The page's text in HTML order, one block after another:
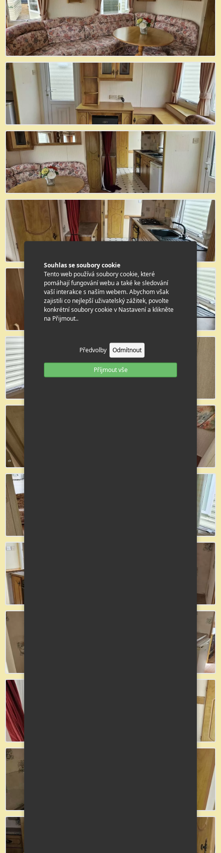
Souhlas se soubory cookie
Tento web používá soubory cookie, které
pomáhají fungování webu a také ke sledování
vaší interakce s naším webem. Abychom však
zajistili co nejlepší uživatelský zážitek, povolte
konkrétní soubory cookie v Nastavení a klikněte
na Přijmout..
Předvolby Odmítnout
Příjmout vše